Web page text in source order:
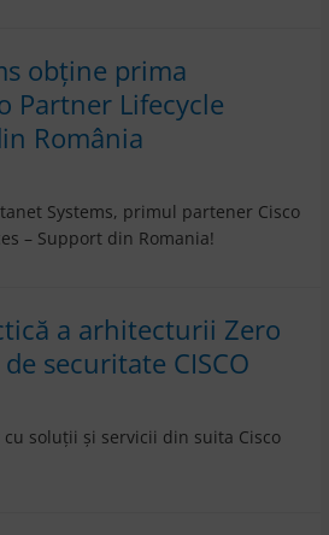
obține prima
Partner Lifecycle
România
Systems, primul partener Cisco
– Support din Romania!
a arhitecturii Zero
securitate CISCO
soluții și servicii din suita Cisco